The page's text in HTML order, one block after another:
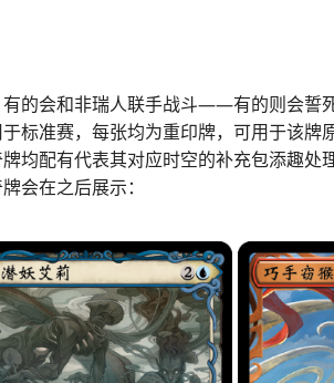
的会和非瑞人联手战斗——有的则会誓
标准赛，每张均为重印牌，可用于该牌
均配有代表其对应时空的补充包添趣
会在之后展示：